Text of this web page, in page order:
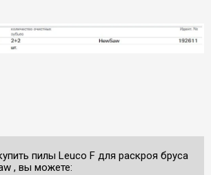
пилы Leuco F для раскроя бруса
, вы можете: